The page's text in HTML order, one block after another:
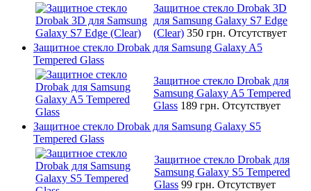
Защитное стекло Drobak 3D
для Samsung Galaxy S7 Edge
(Clear) 350 грн. Отсутствует
Защитное стекло Drobak для Samsung Galaxy A5
Tempered Glass
Защитное стекло Drobak для
Samsung Galaxy A5 Tempered
Glass 189 грн. Отсутствует
Защитное стекло Drobak для Samsung Galaxy S5
Tempered Glass
Защитное стекло Drobak для
Samsung Galaxy S5 Tempered
Glass 99 грн. Отсутствует